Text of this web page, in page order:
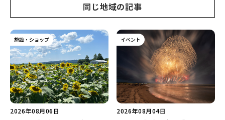
同じ地域の記事
施設・ショップ
2026年08月06日
イベント
2026年08月04日